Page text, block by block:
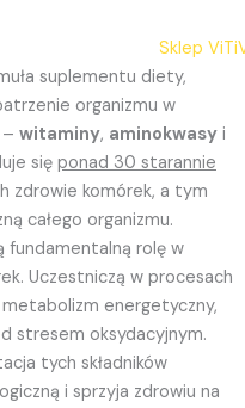
suplementu diety,
organizmu w
witaminy, aminokwasy i
się ponad 30 starannie
zdrowie komórek, a tym
całego organizmu.
fundamentalną rolę w
Uczestniczą w procesach
energetyczny,
stresem oksydacyjnym.
tych składników
i sprzyja zdrowiu na